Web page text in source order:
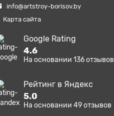
info@artstroy-borisov.by
Карта сайта
Google Rating
4.6
На основании 136отзывов
Рейтинг в Яндекс
5.0
На основании 49отзывов